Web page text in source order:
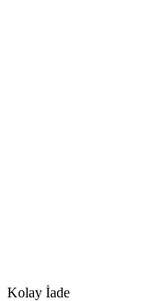
Kolay İade